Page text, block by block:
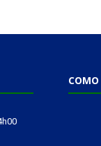
COMO